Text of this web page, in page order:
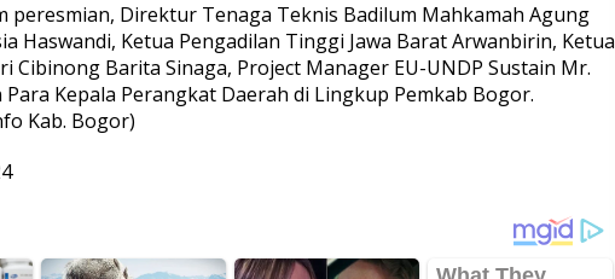
peresmian, Direktur Tenaga Teknis Badilum Mahkamah Agung
Haswandi, Ketua Pengadilan Tinggi Jawa Barat Arwanbirin, Ketua
Cibinong Barita Sinaga, Project Manager EU-UNDP Sustain Mr.
Para Kepala Perangkat Daerah di Lingkup Pemkab Bogor.
Kab. Bogor)